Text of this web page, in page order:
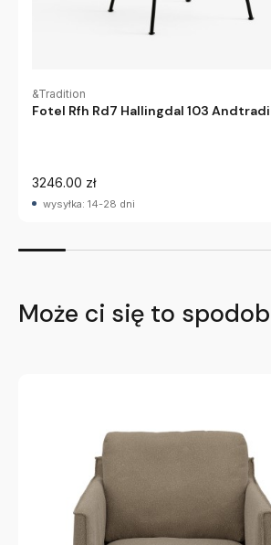
&Tradition
Fotel Rfh Rd7 Hallingdal 103
3246.00 zł
wysyłka: 14-28 dni
Może ci się to